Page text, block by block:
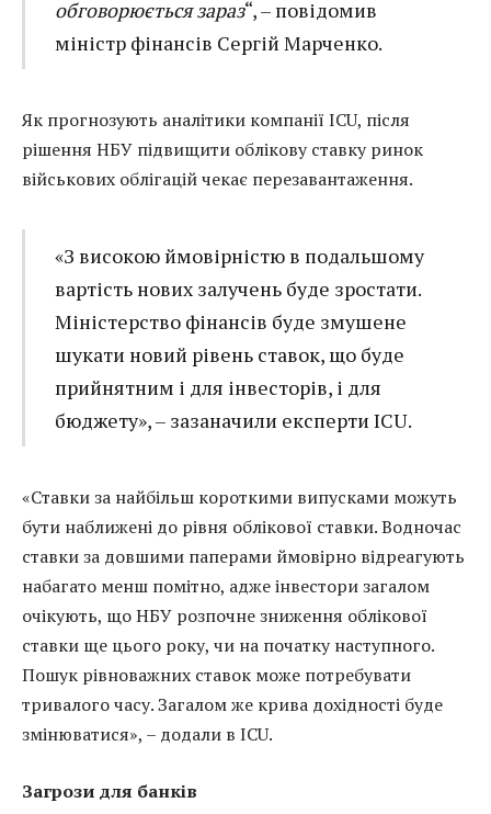
обговорюється зараз“, – повідомив
міністр фінансів Сергій Марченко.
Як прогнозують аналітики компанії ICU, після
рішення НБУ підвищити облікову ставку ринок
військових облігацій чекає перезавантаження.
«З високою ймовірністю в подальшому
вартість нових залучень буде зростати.
Міністерство фінансів буде змушене
шукати новий рівень ставок, що буде
прийнятним і для інвесторів, і для
бюджету», – зазаначили експерти ICU.
«Ставки за найбільш короткими випусками можуть
бути наближені до рівня облікової ставки. Водночас
ставки за довшими паперами ймовірно відреагують
набагато менш помітно, адже інвестори загалом
очікують, що НБУ розпочне зниження облікової
ставки ще цього року, чи на початку наступного.
Пошук рівноважних ставок може потребувати
тривалого часу. Загалом же крива дохідності буде
змінюватися», – додали в ICU.
Загрози для банків